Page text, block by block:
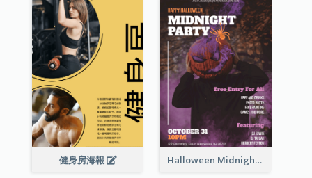
健身房海報 Halloween Midnight Party Poster